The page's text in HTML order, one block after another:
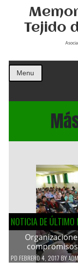
Tejido
Menu
NOTICIA DE ÚLTIMO
PD FEBRERO 4, 2017 BY